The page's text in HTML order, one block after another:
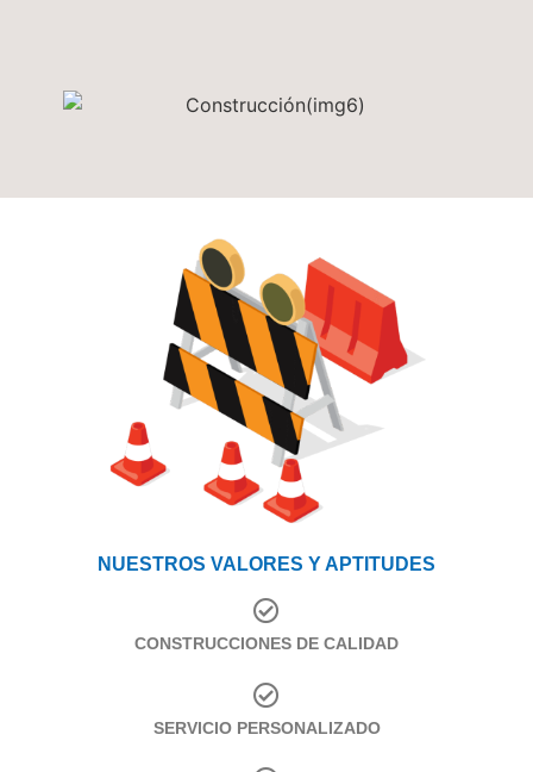
NUESTROS VALORES Y APTITUDES
CONSTRUCCIONES DE CALIDAD
SERVICIO PERSONALIZADO